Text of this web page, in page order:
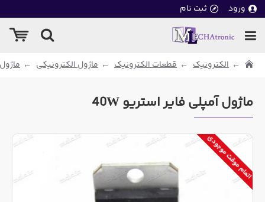
ورود ثبت نام
الکترونیک قطعات الکترونیک ماژول الکترونیکی
ماژول آمپلی فایر استریو 40W
اتمام موقت موجودی